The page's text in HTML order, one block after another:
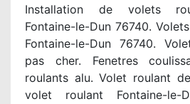
Installation de volets
Fontaine-le-Dun 76740.
Fontaine-le-Dun 76740.
pas cher. Fenetres
roulants alu. Volet roulant
volet roulant Fontaine-le-